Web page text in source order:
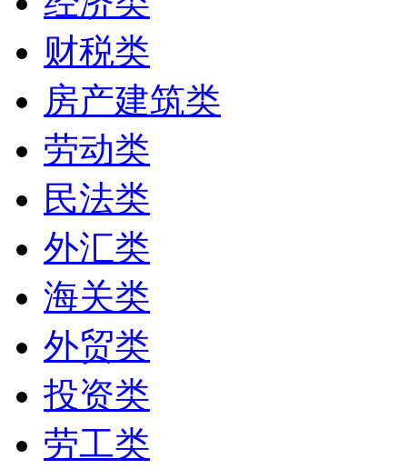
财税类
房产建筑类
劳动类
民法类
外汇类
海关类
外贸类
投资类
劳工类